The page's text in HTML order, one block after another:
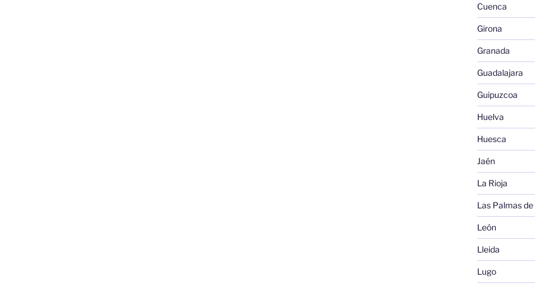
Cuenca
Girona
Granada
Guadalajara
Guipuzcoa
Huelva
Huesca
Jaén
La Rioja
Las Palmas
León
Lleida
Lugo